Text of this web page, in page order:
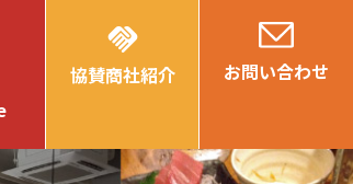
handshake
協賛商社紹介 お問い合わせ